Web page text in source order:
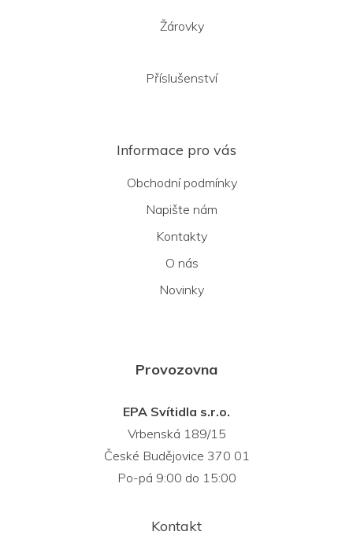
Žárovky
Příslušenství
Informace pro vás
Obchodní podmínky
Napište nám
Kontakty
O nás
Novinky
Provozovna
EPA Svítidla s.r.o.
Vrbenská 189/15
České Budějovice 370 01
Po-pá 9:00 do 15:00
Kontakt